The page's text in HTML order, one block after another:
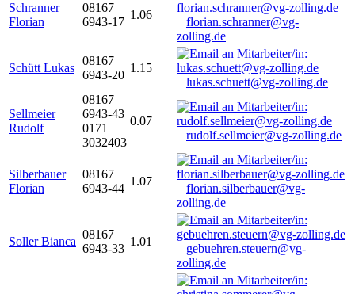
Schranner
Florian
08167
6943-17
1.06
florian.schranner@vg-
zolling.de
Schütt Lukas
08167
6943-20
1.15
lukas.schuett@vg-zolling.de
Sellmeier
Rudolf
08167
6943-43
0171
3032403
0.07
rudolf.sellmeier@vg-zolling.de
Silberbauer
Florian
08167
6943-44
1.07
florian.silberbauer@vg-
zolling.de
Soller Bianca
08167
6943-33
1.01
gebuehren.steuern@vg-
zolling.de